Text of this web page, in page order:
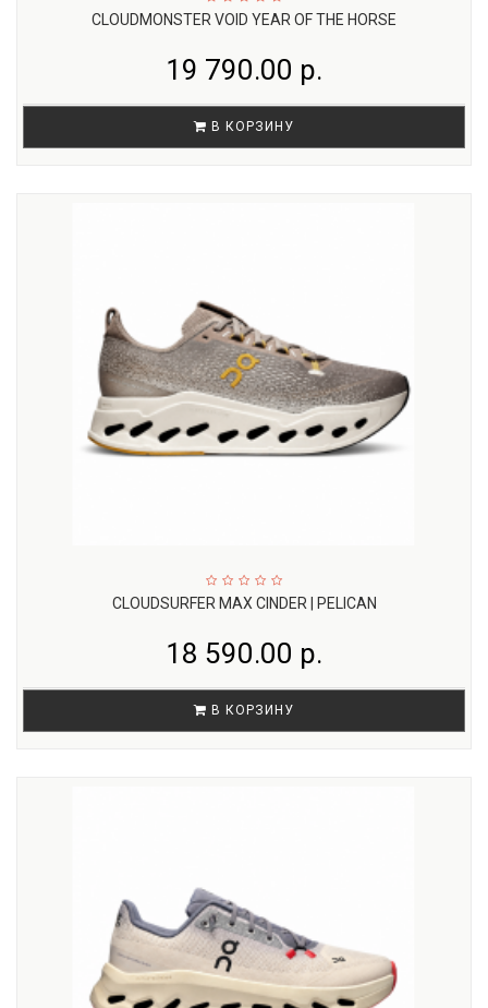
CLOUDMONSTER VOID YEAR OF THE HORSE
19 790.00 р.
В КОРЗИНУ
CLOUDSURFER MAX CINDER | PELICAN
18 590.00 р.
В КОРЗИНУ